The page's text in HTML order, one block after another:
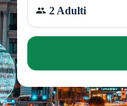
2 Adulti